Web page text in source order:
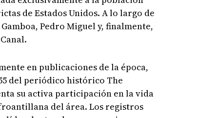
de Estados Unidos. A lo largo de
Pedro Miguel y, finalmente,
en publicaciones de la época,
del periódico histórico The
su activa participación en la vida
del área. Los registros